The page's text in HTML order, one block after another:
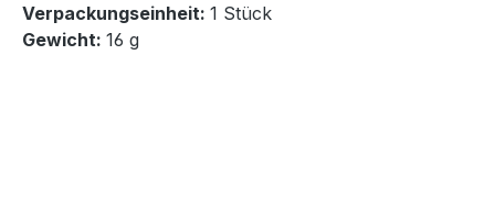
Verpackungseinheit: 1 Stück
Gewicht: 16 g